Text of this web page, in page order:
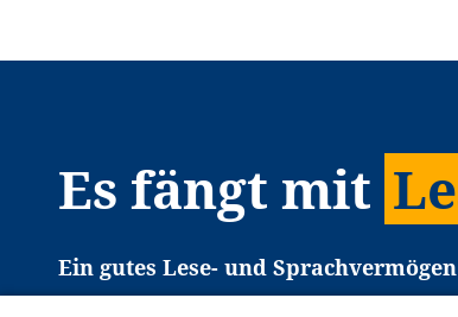
Es fängt mit
Ein gutes Lese- und
Es erleichtert den Zugang zu Bildung